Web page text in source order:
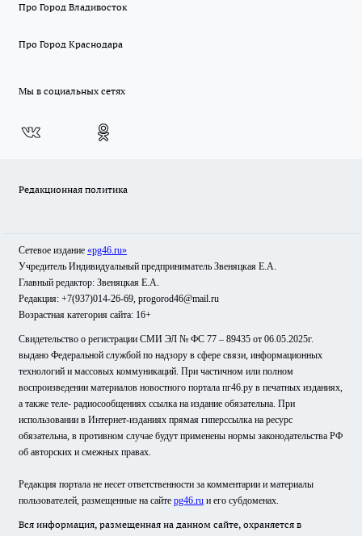
Про Город Владивосток
Про Город Краснодара
Мы в социальных сетях
Редакционная политика
Сетевое издание «pg46.ru»
Учредитель Индивидуальный предприниматель Звеняцкая Е.А.
Главный редактор: Звеняцкая Е.А.
Редакция: +7(937)014-26-69, progorod46@mail.ru
Возрастная категория сайта: 16+
Свидетельство о регистрации СМИ ЭЛ № ФС 77 – 89435 от 06.05.2025г.
выдано Федеральной службой по надзору в сфере связи, информационных
технологий и массовых коммуникаций. При частичном или полном
воспроизведении материалов новостного портала пг46.ру в печатных изданиях,
а также теле- радиосообщениях ссылка на издание обязательна. При
использовании в Интернет-изданиях прямая гиперссылка на ресурс
обязательна, в противном случае будут применены нормы законодательства РФ
об авторских и смежных правах.
Редакция портала не несет ответственности за комментарии и материалы
пользователей, размещенные на сайте pg46.ru и его субдоменах.
Вся информация, размещенная на данном сайте, охраняется в